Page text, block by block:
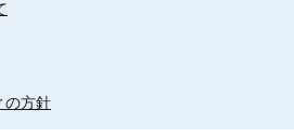
の方針